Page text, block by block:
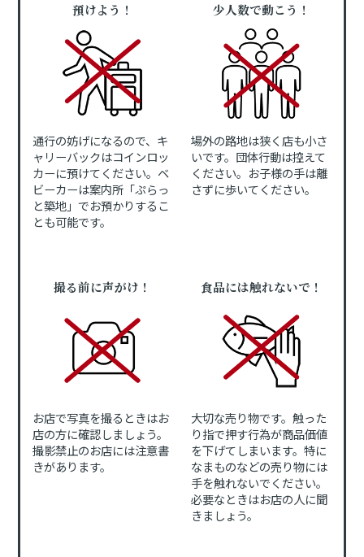
預けよう！
通行の妨げになるので、キ
ャリーバックはコインロッ
カーに預けてください。ベ
ビーカーは案内所「ぷらっ
と築地」でお預かりするこ
とも可能です。
少人数で動こう！
場外の路地は狭く店も小さ
いです。団体行動は控えて
ください。お子様の手は離
さずに歩いてください。
撮る前に声がけ！
お店で写真を撮るときはお
店の方に確認しましょう。
撮影禁止のお店には注意書
きがあります。
食品には触れないで！
大切な売り物です。触った
り指で押す行為が商品価値
を下げてしまいます。特に
なまものなどの売り物には
手を触れないでください。
必要なときはお店の人に聞
きましょう。